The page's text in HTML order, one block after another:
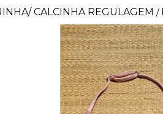
CALCINHA REGULAGEM /